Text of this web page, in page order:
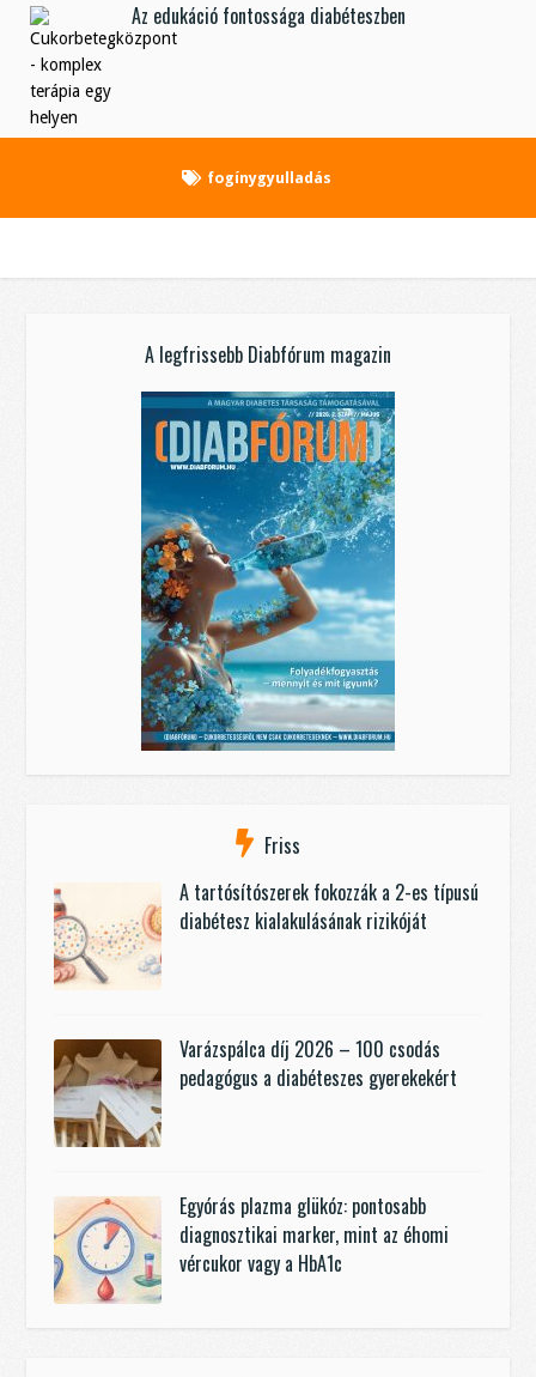
Az edukáció fontossága diabéteszben
fogínygyulladás
A legfrissebb Diabfórum magazin
Friss
A tartósítószerek fokozzák a 2-es típusú
diabétesz kialakulásának rizikóját
Varázspálca díj 2026 – 100 csodás
pedagógus a diabéteszes gyerekekért
Egyórás plazma glükóz: pontosabb
diagnosztikai marker, mint az éhomi
vércukor vagy a HbA1c